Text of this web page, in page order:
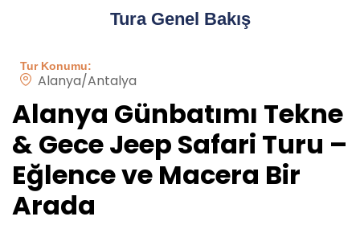
Tura Genel Bakış
Tur Konumu:
Alanya/Antalya
Alanya Günbatımı Tekne
& Gece Jeep Safari Turu –
Eğlence ve Macera Bir
Arada